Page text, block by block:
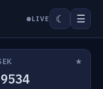
LIVE ☾ ☰
★